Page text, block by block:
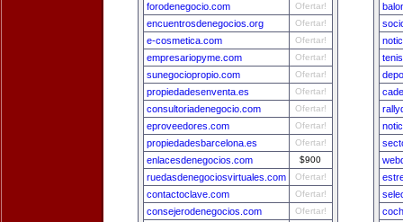
forodenegocio.com Ofertar!
encuentrosdenegocios.org Ofertar!
e-cosmetica.com Ofertar!
empresariopyme.com Ofertar!
sunegociopropio.com Ofertar!
propiedadesenventa.es Ofertar!
consultoriadenegocio.com Ofertar!
eproveedores.com Ofertar!
propiedadesbarcelona.es Ofertar!
enlacesdenegocios.com $900
ruedasdenegociosvirtuales.com Ofertar!
contactoclave.com Ofertar!
consejerodenegocios.com Ofertar!